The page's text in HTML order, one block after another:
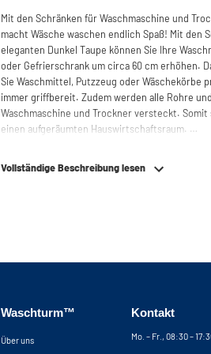
Mit den Schränken für Waschmaschine und
macht Wäsche waschen endlich Spaß! Mit den
eleganten Dunkel Taupe können Sie Ihre
oder Gefrierschrank um circa 60 cm erhöhen.
Sie Waschmittel, Putzzeug oder Wäschekörbe
immer griffbereit. Zudem werden alle Rohre
Waschmaschine und Trockner versteckt.
einen aufgeräumten Hauswirtschaftsraum.
und Trockner absorbiert. Des Weiteren ist der
sind alle Schränke außerdem mit
Leitungen und Kabel problemlos anschließen
Vollständige Beschreibung lesen
Waschturm™
Über uns
Kontakt
Mo. – Fr., 08:30 –